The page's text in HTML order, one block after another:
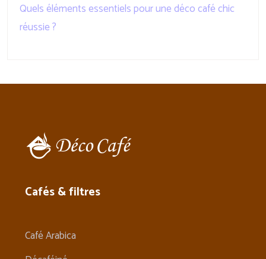
Quels éléments essentiels pour une déco café chic
réussie ?
Cafés & filtres
Café Arabica